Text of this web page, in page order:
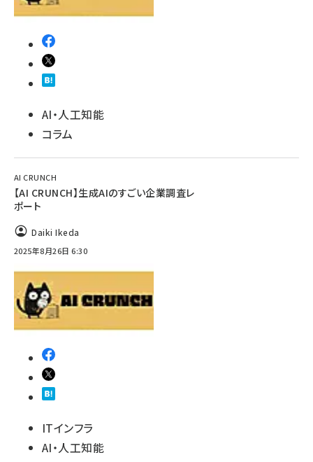
AI・人工知能
コラム
AI CRUNCH
【AI CRUNCH】生成AIのすごい企業調査レ
ポート
Daiki Ikeda
2025年8月26日 6:30
ITインフラ
AI・人工知能